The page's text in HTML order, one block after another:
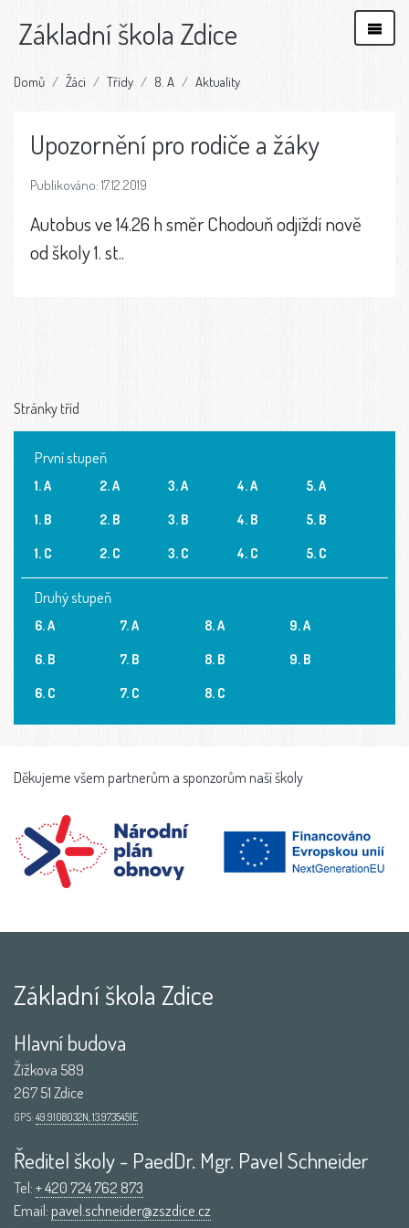
Základní škola Zdice
Domů Žáci Třídy 8. A Aktuality
Upozornění pro rodiče a žáky
Publikováno: 17.12.2019
Autobus ve 14.26 h směr Chodouň odjíždí nově
od školy 1. st..
Stránky tříd
První stupeň
1. A
1. B
1. C
2. A
2. B
2. C
3. A
3. B
3. C
4. A
4. B
4. C
5. A
5. B
5. C
Druhý stupeň
6. A
6. B
6. C
7. A
7. B
7. C
8. A
8. B
8. C
9. A
9. B
Děkujeme všem partnerům a sponzorům naší školy
Základní škola Zdice
Hlavní budova
Žižkova 589
267 51 Zdice
GPS: 49.9108032N, 13.9735451E
Ředitel školy - PaedDr. Mgr. Pavel Schneider
Tel:+ 420 724 762 873
Email:pavel.schneider@zszdice.cz